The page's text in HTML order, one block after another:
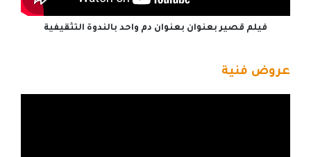
فيلم قصير بعنوان بعنوان دم واحد بالندوة التثقيفية
عروض فنية